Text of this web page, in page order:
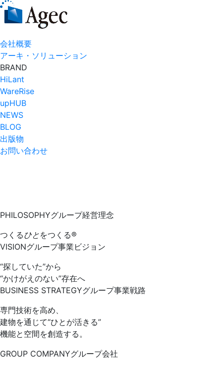
会社概要
アーキ・ソリューション
BRAND
HiLant
WareRise
upHUB
NEWS
BLOG
出版物
お問い合わせ
PHILOSOPHYグループ経営理念
つくるひとをつくる®︎
VISIONグループ事業ビジョン
“探していた”から
“かけがえのない”存在へ
BUSINESS STRATEGYグループ事業戦路
専門技術を高め、
建物を通じて“ひとが活きる”
機能と空間を創造する。
GROUP COMPANYグループ会社